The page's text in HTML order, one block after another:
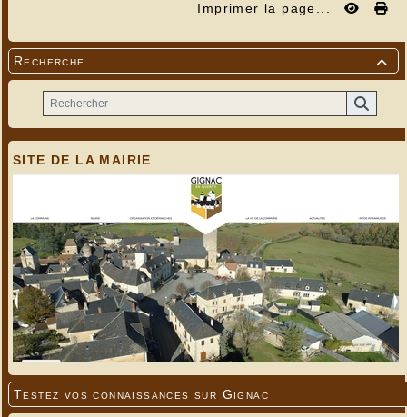
Imprimer la page...

Recherche
SITE DE LA MAIRIE
Testez vos connaissances sur Gignac